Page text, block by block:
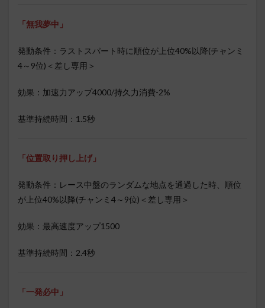
「無我夢中」
発動条件：ラストスパート時に順位が上位40%以降(チャンミ
4～9位)＜差し専用＞
効果：加速力アップ4000/持久力消費-2%
基準持続時間：1.5秒
「位置取り押し上げ」
発動条件：レース中盤のランダムな地点を通過した時、順位
が上位40%以降(チャンミ4～9位)＜差し専用＞
効果：最高速度アップ1500
基準持続時間：2.4秒
「一発必中」